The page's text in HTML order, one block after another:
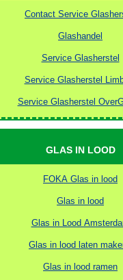
Contact Service
Glashandel
Service Glasherstel
Service Glasherstel
Service Glasherstel
GLAS IN LOOD
FOKA Glas in lood
Glas in lood
Glas in Lood
Glas in lood laten
Glas in lood ramen